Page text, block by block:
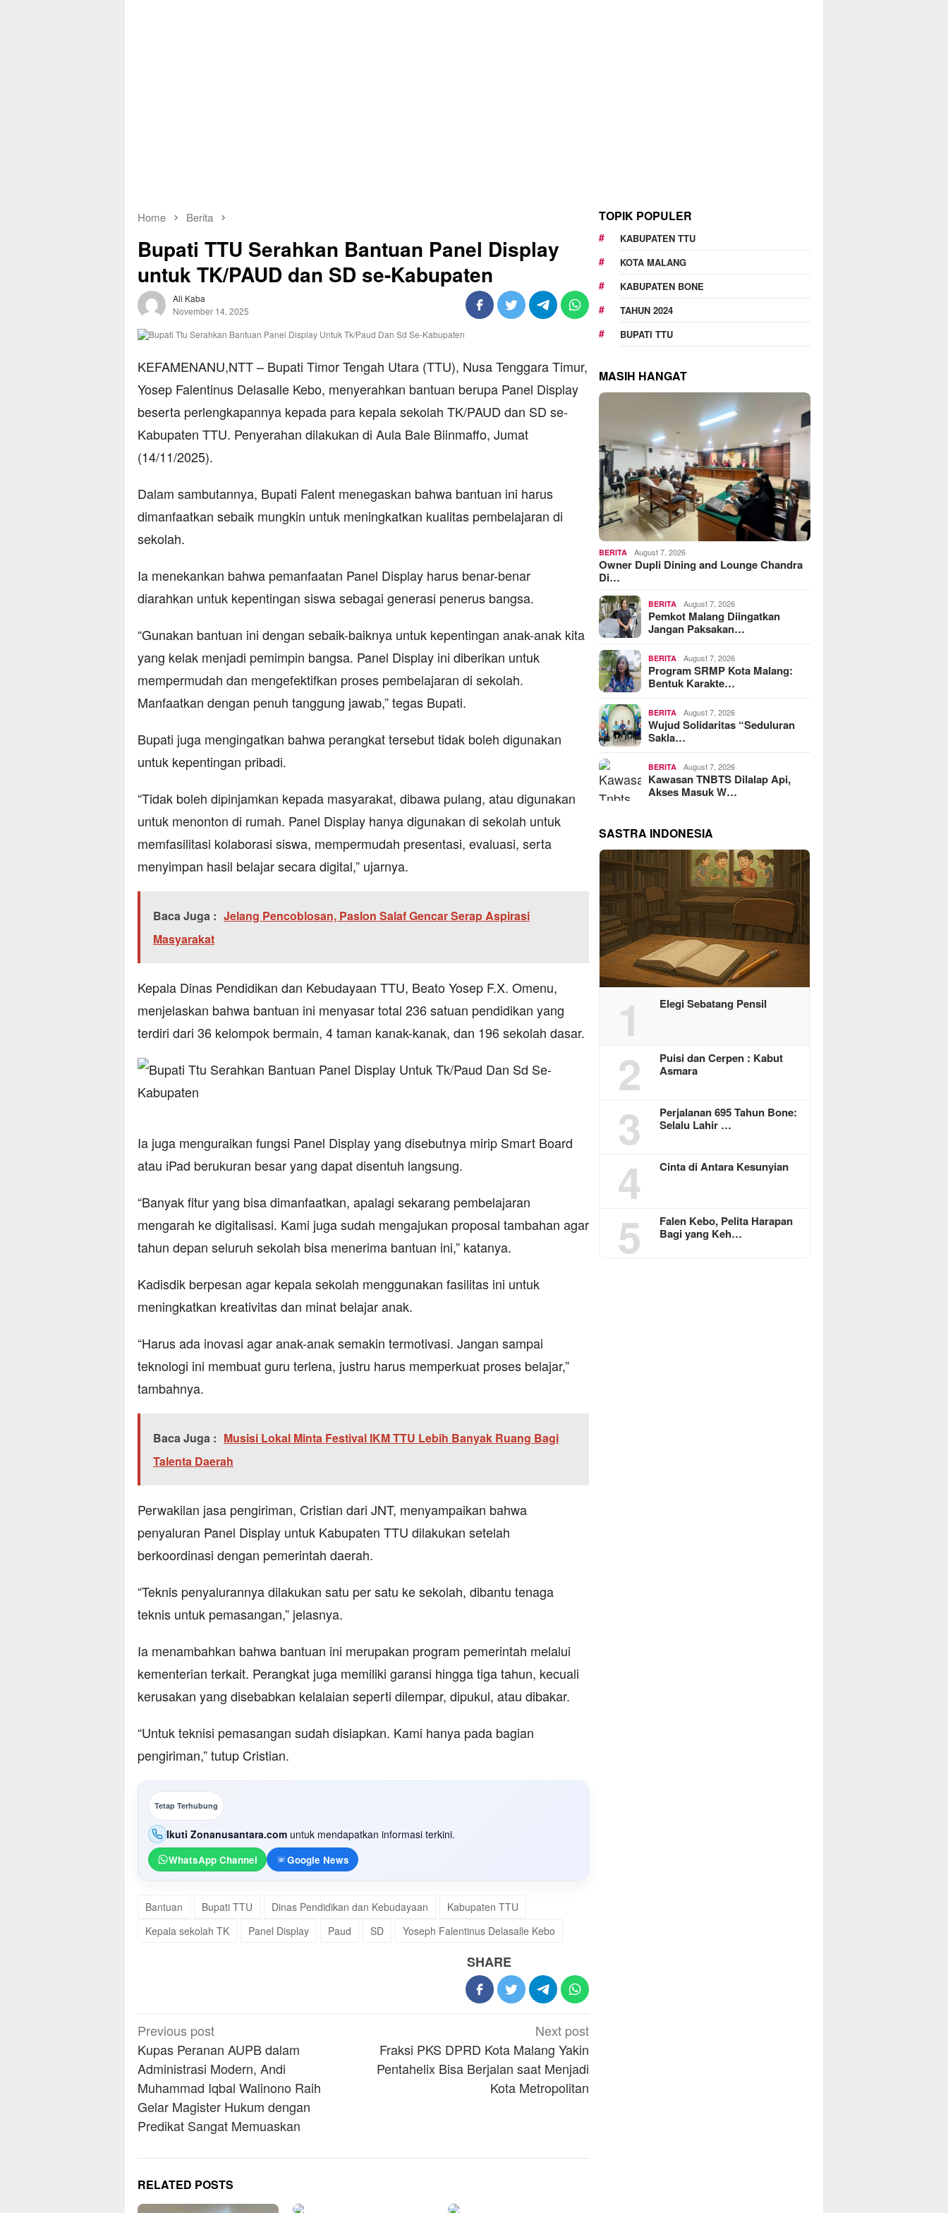
Home Berita
Bupati TTU Serahkan Bantuan Panel Display
untuk TK/PAUD dan SD se-Kabupaten
Ali Kaba
November 14, 2025
KEFAMENANU,NTT – Bupati Timor Tengah Utara (TTU), Nusa Tenggara Timur,
Yosep Falentinus Delasalle Kebo, menyerahkan bantuan berupa Panel Display
beserta perlengkapannya kepada para kepala sekolah TK/PAUD dan SD se-
Kabupaten TTU. Penyerahan dilakukan di Aula Bale Biinmaffo, Jumat
(14/11/2025).
Dalam sambutannya, Bupati Falent menegaskan bahwa bantuan ini harus
dimanfaatkan sebaik mungkin untuk meningkatkan kualitas pembelajaran di
sekolah.
Ia menekankan bahwa pemanfaatan Panel Display harus benar-benar
diarahkan untuk kepentingan siswa sebagai generasi penerus bangsa.
“Gunakan bantuan ini dengan sebaik-baiknya untuk kepentingan anak-anak kita
yang kelak menjadi pemimpin bangsa. Panel Display ini diberikan untuk
mempermudah dan mengefektifkan proses pembelajaran di sekolah.
Manfaatkan dengan penuh tanggung jawab,” tegas Bupati.
Bupati juga mengingatkan bahwa perangkat tersebut tidak boleh digunakan
untuk kepentingan pribadi.
“Tidak boleh dipinjamkan kepada masyarakat, dibawa pulang, atau digunakan
untuk menonton di rumah. Panel Display hanya digunakan di sekolah untuk
memfasilitasi kolaborasi siswa, mempermudah presentasi, evaluasi, serta
menyimpan hasil belajar secara digital,” ujarnya.
Baca Juga : Jelang Pencoblosan, Paslon Salaf Gencar Serap Aspirasi
Masyarakat
Kepala Dinas Pendidikan dan Kebudayaan TTU, Beato Yosep F.X. Omenu,
menjelaskan bahwa bantuan ini menyasar total 236 satuan pendidikan yang
terdiri dari 36 kelompok bermain, 4 taman kanak-kanak, dan 196 sekolah dasar.
Ia juga menguraikan fungsi Panel Display yang disebutnya mirip Smart Board
atau iPad berukuran besar yang dapat disentuh langsung.
“Banyak fitur yang bisa dimanfaatkan, apalagi sekarang pembelajaran
mengarah ke digitalisasi. Kami juga sudah mengajukan proposal tambahan agar
tahun depan seluruh sekolah bisa menerima bantuan ini,” katanya.
Kadisdik berpesan agar kepala sekolah menggunakan fasilitas ini untuk
meningkatkan kreativitas dan minat belajar anak.
“Harus ada inovasi agar anak-anak semakin termotivasi. Jangan sampai
teknologi ini membuat guru terlena, justru harus memperkuat proses belajar,”
tambahnya.
Baca Juga : Musisi Lokal Minta Festival IKM TTU Lebih Banyak Ruang Bagi
Talenta Daerah
Perwakilan jasa pengiriman, Cristian dari JNT, menyampaikan bahwa
penyaluran Panel Display untuk Kabupaten TTU dilakukan setelah
berkoordinasi dengan pemerintah daerah.
“Teknis penyalurannya dilakukan satu per satu ke sekolah, dibantu tenaga
teknis untuk pemasangan,” jelasnya.
Ia menambahkan bahwa bantuan ini merupakan program pemerintah melalui
kementerian terkait. Perangkat juga memiliki garansi hingga tiga tahun, kecuali
kerusakan yang disebabkan kelalaian seperti dilempar, dipukul, atau dibakar.
“Untuk teknisi pemasangan sudah disiapkan. Kami hanya pada bagian
pengiriman,” tutup Cristian.
Tetap Terhubung
Ikuti Zonanusantara.com untuk mendapatkan informasi terkini.
WhatsApp Channel Google News
Bantuan Bupati TTU Dinas Pendidikan dan Kebudayaan
Kabupaten TTU
Kepala sekolah TK
Panel Display Paud SD Yoseph Falentinus Delasalle Kebo
SHARE
Post
navigation
Previous post
Kupas Peranan AUPB dalam
Administrasi Modern, Andi
Muhammad Iqbal Walinono Raih
Gelar Magister Hukum dengan
Predikat Sangat Memuaskan
Next post
Fraksi PKS DPRD Kota Malang Yakin
Pentahelix Bisa Berjalan saat Menjadi
Kota Metropolitan
RELATED POSTS
TOPIK POPULER
KABUPATEN TTU
KOTA MALANG
KABUPATEN BONE
TAHUN 2024
BUPATI TTU
MASIH HANGAT
BERITA August 7, 2026
Owner Dupli Dining and Lounge Chandra
Di…
BERITA August 7, 2026
Pemkot Malang Diingatkan
Jangan Paksakan…
BERITA August 7, 2026
Program SRMP Kota Malang:
Bentuk Karakte…
BERITA August 7, 2026
Wujud Solidaritas “Seduluran
Sakla…
BERITA August 7, 2026
Kawasan TNBTS Dilalap Api,
Akses Masuk W…
SASTRA INDONESIA
1 Elegi Sebatang Pensil
2
Puisi dan Cerpen : Kabut
Asmara
3
Perjalanan 695 Tahun Bone:
Selalu Lahir …
4 Cinta di Antara Kesunyian
5
Falen Kebo, Pelita Harapan
Bagi yang Keh…